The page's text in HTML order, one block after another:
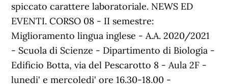
spiccato carattere laboratoriale. NEWS ED
EVENTI. CORSO 08 - II semestre:
Miglioramento lingua inglese - A.A. 2020/2021
- Scuola di Scienze - Dipartimento di Biologia -
Edificio Botta, via del Pescarotto 8 - Aula 2F -
lunedi' e mercoledi' ore 16.30-18.00 -